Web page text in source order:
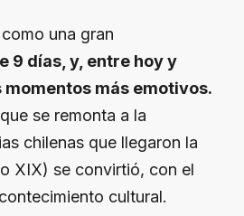
una gran
9 días, y, entre hoy y
más emotivos.
se remonta a la
chilenas que llegaron la
XIX) se convirtió, con el
cultural.